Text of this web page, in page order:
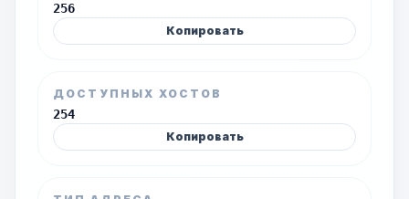
256
Копировать
ДОСТУПНЫХ ХОСТОВ
254
Копировать